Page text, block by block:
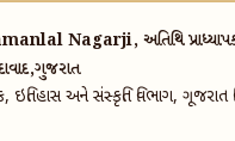
Nagarji, અતિથિ
ઇતિહાસ અને સંસ્કૃતિ વિભાગ, ગૂજરાત